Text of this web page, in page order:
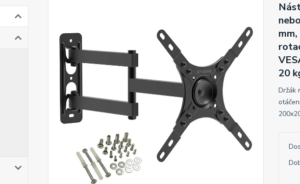
20
Držák